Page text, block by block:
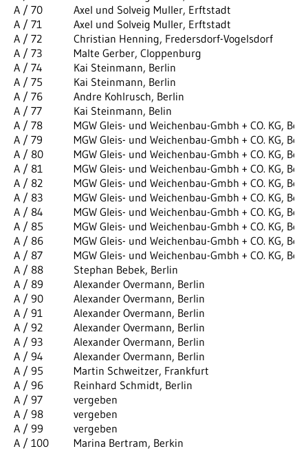
A / 70
Axel und Solveig Muller, Erftstadt
A / 71
Axel und Solveig Muller, Erftstadt
A / 72
Christian Henning, Fredersdorf-Vogelsdorf
A / 73
Malte Gerber, Cloppenburg
A / 74
Kai Steinmann, Berlin
A / 75
Kai Steinmann, Berlin
A / 76
Andre Kohlrusch, Berlin
A / 77
Kai Steinmann, Belin
A / 78
MGW Gleis- und Weichenbau-Gmbh + CO. KG,
A / 79
MGW Gleis- und Weichenbau-Gmbh + CO. KG,
A / 80
MGW Gleis- und Weichenbau-Gmbh + CO. KG,
A / 81
MGW Gleis- und Weichenbau-Gmbh + CO. KG,
A / 82
MGW Gleis- und Weichenbau-Gmbh + CO. KG,
A / 83
MGW Gleis- und Weichenbau-Gmbh + CO. KG,
A / 84
MGW Gleis- und Weichenbau-Gmbh + CO. KG,
A / 85
MGW Gleis- und Weichenbau-Gmbh + CO. KG,
A / 86
MGW Gleis- und Weichenbau-Gmbh + CO. KG,
A / 87
MGW Gleis- und Weichenbau-Gmbh + CO. KG,
A / 88
Stephan Bebek, Berlin
A / 89
Alexander Overmann, Berlin
A / 90
Alexander Overmann, Berlin
A / 91
Alexander Overmann, Berlin
A / 92
Alexander Overmann, Berlin
A / 93
Alexander Overmann, Berlin
A / 94
Alexander Overmann, Berlin
A / 95
Martin Schweitzer, Frankfurt
A / 96
Reinhard Schmidt, Berlin
A / 97
vergeben
A / 98
vergeben
A / 99
vergeben
A / 100
Marina Bertram, Berkin